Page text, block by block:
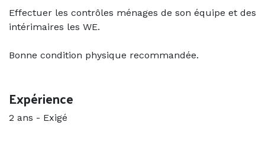
Effectuer les contrôles ménages de son équipe et des
intérimaires les WE.
Bonne condition physique recommandée.
Expérience
2 ans - Exigé